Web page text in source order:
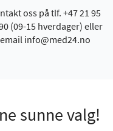
oss på tlf. +47 21 95
(09-15 hverdager) eller
email info@med24.no
sunne valg!